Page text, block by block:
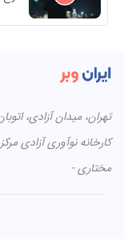
کارخانه نوآوری آزادی
مختاری -